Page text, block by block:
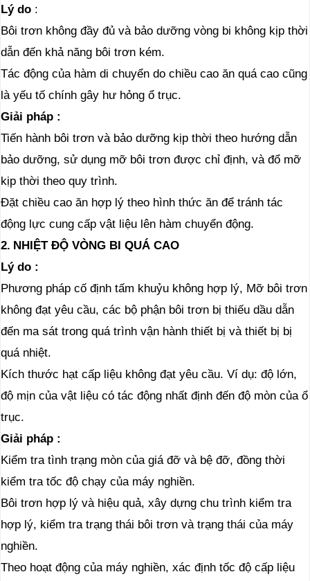
Lý do :
Bôi trơn không đầy đủ và bảo dưỡng vòng bi không kịp thời
dẫn đến khả năng bôi trơn kém.
Tác động của hàm di chuyển do chiều cao ăn quá cao cũng
là yếu tố chính gây hư hỏng ổ trục.
Giải pháp :
Tiến hành bôi trơn và bảo dưỡng kịp thời theo hướng dẫn
bảo dưỡng, sử dụng mỡ bôi trơn được chỉ định, và đổ mỡ
kịp thời theo quy trình.
Đặt chiều cao ăn hợp lý theo hình thức ăn để tránh tác
động lực cung cấp vật liệu lên hàm chuyển động.
2. NHIỆT ĐỘ VÒNG BI QUÁ CAO
Lý do :
Phương pháp cố định tấm khuỷu không hợp lý, Mỡ bôi trơn
không đạt yêu cầu, các bộ phận bôi trơn bị thiếu dầu dẫn
đến ma sát trong quá trình vận hành thiết bị và thiết bị bị
quá nhiệt.
Kích thước hạt cấp liệu không đạt yêu cầu. Ví dụ: độ lớn,
độ mịn của vật liệu có tác động nhất định đến độ mòn của ổ
trục.
Giải pháp :
Kiểm tra tình trạng mòn của giá đỡ và bệ đỡ, đồng thời
kiểm tra tốc độ chạy của máy nghiền.
Bôi trơn hợp lý và hiệu quả, xây dựng chu trình kiểm tra
hợp lý, kiểm tra trạng thái bôi trơn và trạng thái của máy
nghiền.
Theo hoạt động của máy nghiền, xác định tốc độ cấp liệu